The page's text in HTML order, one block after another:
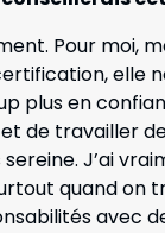
Pour moi,
elle
plus en
de travailler
J’ai
quand on
avec